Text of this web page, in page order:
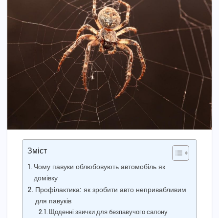
Зміст
Чому павуки облюбовують автомобіль як
домівку
Профілактика: як зробити авто непривабливим
для павуків
Щоденні звички для безпавучого салону